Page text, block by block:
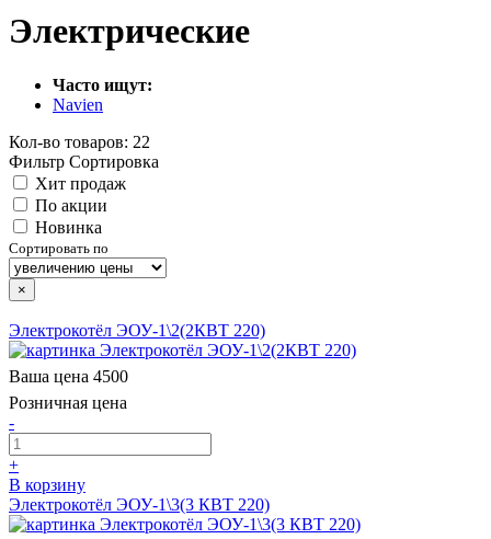
Электрические
Часто ищут:
Navien
Кол-во товаров: 22
Фильтр Сортировка
Хит продаж
По акции
Новинка
Сортировать по
×
Электрокотёл ЭОУ-1\2(2КВТ 220)
Ваша цена 4500
Розничная цена
-
+
В корзину
Электрокотёл ЭОУ-1\3(3 КВТ 220)